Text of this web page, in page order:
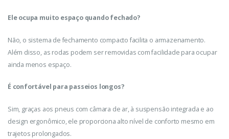
Ele ocupa muito espaço quando fechado?
Não, o sistema de fechamento compacto facilita o armazenamento.
Além disso, as rodas podem ser removidas com facilidade para ocupar
ainda menos espaço.
É confortável para passeios longos?
Sim, graças aos pneus com câmara de ar, à suspensão integrada e ao
design ergonômico, ele proporciona alto nível de conforto mesmo em
trajetos prolongados.